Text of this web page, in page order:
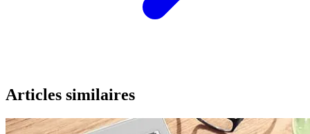
Articles similaires